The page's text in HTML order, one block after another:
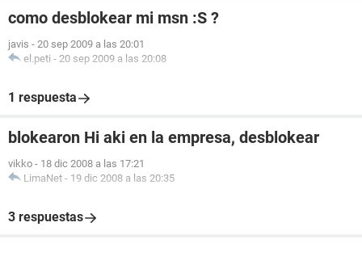
como desblokear mi msn :S ?
javis - 20 sep 2009 a las 20:01
el.peti - 20 sep 2009 a las 20:08
1 respuesta
blokearon Hi aki en la empresa, desblokear
vikko - 18 dic 2008 a las 17:21
LimaNet - 19 dic 2008 a las 20:35
3 respuestas